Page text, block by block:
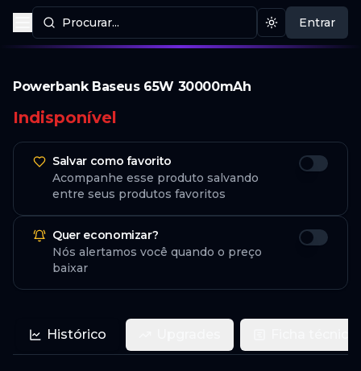
Procurar...
Procurar produtos Mudar tema
Entrar
Powerbank Baseus 65W 30000mAh
Indisponível
Salvar como favorito
Acompanhe esse produto salvando
entre seus produtos favoritos
Quer economizar?
Nós alertamos você quando o preço
baixar
Histórico